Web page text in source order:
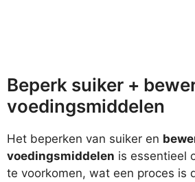
Beperk suiker +
voedingsmiddelen
Het beperken van suiker en
voedingsmiddelen is essentieel
te voorkomen, wat een proces is